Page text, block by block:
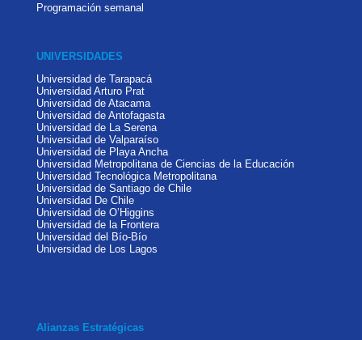
Programación semanal
UNIVERSIDADES
Universidad de Tarapacá
Universidad Arturo Prat
Universidad de Atacama
Universidad de Antofagasta
Universidad de La Serena
Universidad de Valparaíso
Universidad de Playa Ancha
Universidad Metropolitana de Ciencias de la Educación
Universidad Tecnológica Metropolitana
Universidad de Santiago de Chile
Universidad De Chile
Universidad de O’Higgins
Universidad de la Frontera
Universidad del Bío-Bío
Universidad de Los Lagos
Alianzas Estratégicas